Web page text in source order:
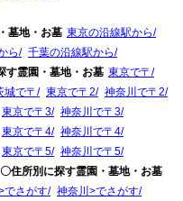
墓地・お墓 東京の沿線駅から
ら
千葉の沿線駅から
す霊園・墓地・お墓 東京で〒
城で〒 東京で〒2
神奈川で〒2
東京で〒3
神奈川で〒3
東京で〒4
神奈川で〒4
東京で〒5
神奈川で〒5
〇住所別に探す霊園・墓地・お墓
でさがす
神奈川>でさがす